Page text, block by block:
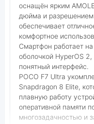
оснащён ярким
дюйма и
обеспечивает
комфортное
Смартфон работает
оболочкой HyperOS
понятный интерфейс.
POCO F7 Ultra
Snapdragon 8 Elite,
плавную работу
оперативной памяти
многозадачностью и